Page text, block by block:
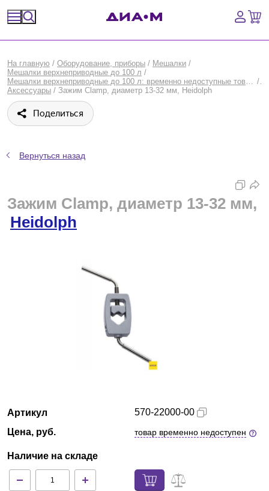
Оборудование, приборы
Расходные материалы, пластик, стекло
Предметный указатель
Войти
Партнеры
На главную / Оборудование, приборы / Мешалки /
Мешалки верхнеприводные до 100 л /
Мешалки верхнеприводные до 100 л: временно недоступные товары
/
Аксессуары / Зажим Clamp, диаметр 13-32 мм, Heidolph
Поделиться
Вернуться назад
Зажим Clamp, диаметр 13-32 мм,
Heidolph
Артикул
Цена, руб.
Наличие на складе
570-22000-00
товар временно недоступен